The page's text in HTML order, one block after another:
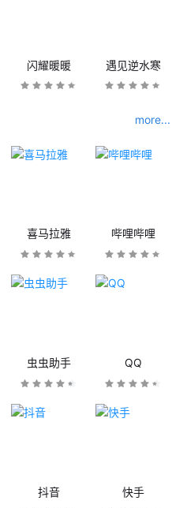
闪耀暖暖 遇见逆水寒
more...
喜马拉雅 哔哩哔哩
虫虫助手 QQ
抖音 快手